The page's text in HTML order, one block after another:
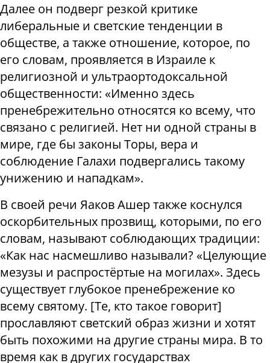
Далее он подверг резкой критике
либеральные и светские тенденции в
обществе, а также отношение, которое, по
его словам, проявляется в Израиле к
религиозной и ультраортодоксальной
общественности: «Именно здесь
пренебрежительно относятся ко всему, что
связано с религией. Нет ни одной страны в
мире, где бы законы Торы, вера и
соблюдение Галахи подвергались такому
унижению и нападкам».
В своей речи Яаков Ашер также коснулся
оскорбительных прозвищ, которыми, по его
словам, называют соблюдающих традиции:
«Как нас насмешливо называли? «Целующие
мезузы и распростёртые на могилах». Здесь
существует глубокое пренебрежение ко
всему святому. [Те, кто такое говорит]
прославляют светский образ жизни и хотят
быть похожими на другие страны мира. В то
время как в других государствах